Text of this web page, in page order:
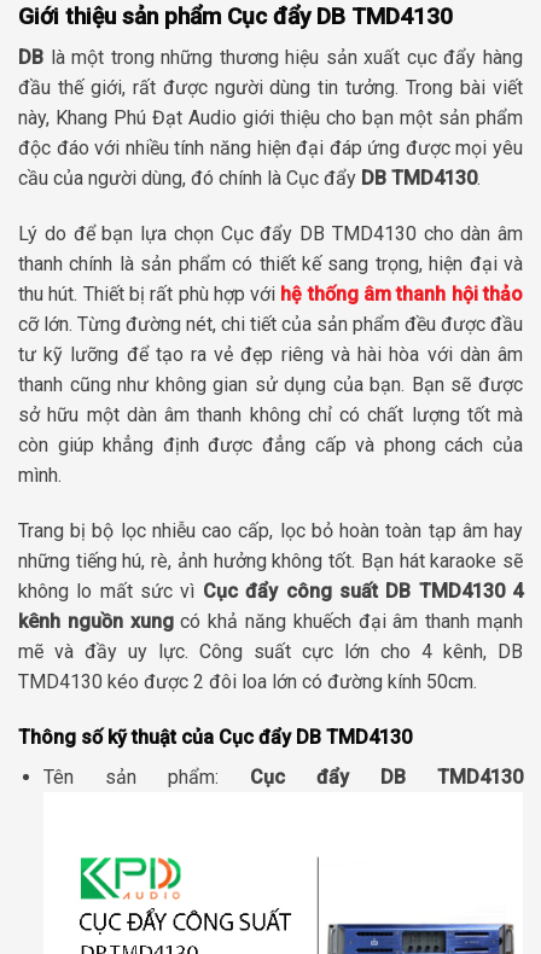
Giới thiệu sản phẩm Cục đẩy DB TMD4130
DB là một trong những thương hiệu sản xuất cục đẩy hàng
đầu thế giới, rất được người dùng tin tưởng. Trong bài viết
này, Khang Phú Đạt Audio giới thiệu cho bạn một sản phẩm
độc đáo với nhiều tính năng hiện đại đáp ứng được mọi yêu
cầu của người dùng, đó chính là Cục đẩy DB TMD4130.
Lý do để bạn lựa chọn Cục đẩy DB TMD4130 cho dàn âm
thanh chính là sản phẩm có thiết kế sang trọng, hiện đại và
thu hút. Thiết bị rất phù hợp với hệ thống âm thanh hội thảo
cỡ lớn. Từng đường nét, chi tiết của sản phẩm đều được đầu
tư kỹ lưỡng để tạo ra vẻ đẹp riêng và hài hòa với dàn âm
thanh cũng như không gian sử dụng của bạn. Bạn sẽ được
sở hữu một dàn âm thanh không chỉ có chất lượng tốt mà
còn giúp khẳng định được đẳng cấp và phong cách của
mình.
Trang bị bộ lọc nhiễu cao cấp, lọc bỏ hoàn toàn tạp âm hay
những tiếng hú, rè, ảnh hưởng không tốt. Bạn hát karaoke sẽ
không lo mất sức vì Cục đẩy công suất DB TMD4130 4
kênh nguồn xungcó khả năng khuếch đại âm thanh mạnh
mẽ và đầy uy lực. Công suất cực lớn cho 4 kênh, DB
TMD4130 kéo được 2 đôi loa lớn có đường kính 50cm.
Thông số kỹ thuật của Cục đẩy DB TMD4130
Tên sản phẩm: Cục đẩy DB TMD4130